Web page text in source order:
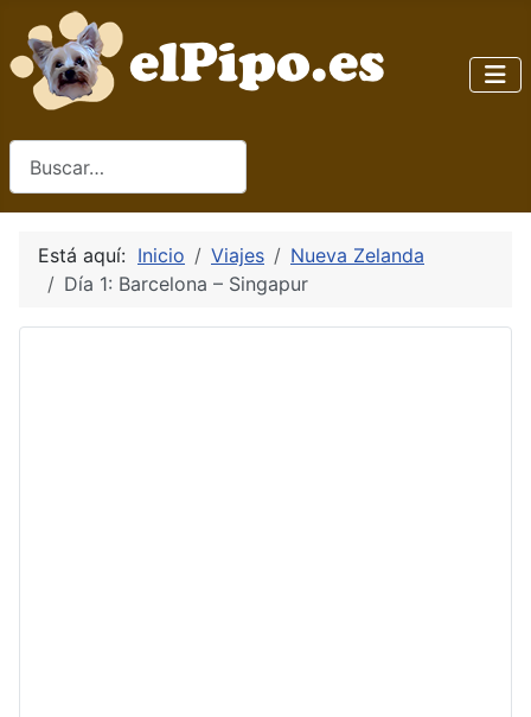
Está aquí: Inicio Viajes
Nueva Zelanda
Día 1: Barcelona – Singapur